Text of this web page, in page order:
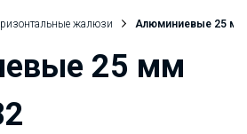
жалюзи Алюминиевые 25 мм
25 мм